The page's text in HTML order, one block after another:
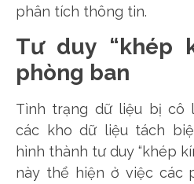
phân tích thông tin.
Tư duy “khép
phòng ban
Tình trạng dữ liệu bị cô
các kho dữ liệu tách
hình thành tư duy “khép
này thể hiện ở việc các